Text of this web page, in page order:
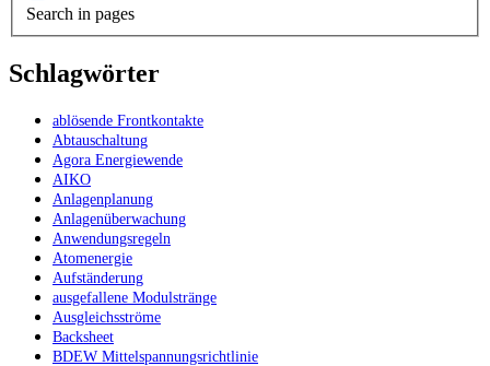
Search in pages
Schlagwörter
ablösende Frontkontakte
Abtauschaltung
Agora Energiewende
AIKO
Anlagenplanung
Anlagenüberwachung
Anwendungsregeln
Atomenergie
Aufständerung
ausgefallene Modulstränge
Ausgleichsströme
Backsheet
BDEW Mittelspannungsrichtlinie